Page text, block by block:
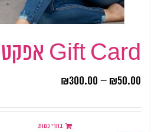
Gift Card אפקטיבי
₪50.00
–
₪300.00
בחרי כמות